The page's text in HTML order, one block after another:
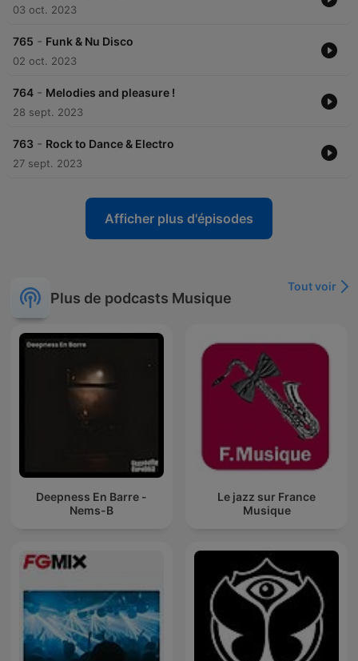
03 oct. 2023
765 - Funk & Nu Disco
02 oct. 2023
764 - Melodies and pleasure !
28 sept. 2023
763 - Rock to Dance & Electro
27 sept. 2023
Afficher plus d'épisodes
Plus de podcasts Musique
Tout voir
Deepness En Barre -
Nems-B
Le jazz sur France
Musique